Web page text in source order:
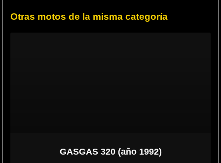
Otras motos de la misma categoría
GASGAS 320 (año 1992)